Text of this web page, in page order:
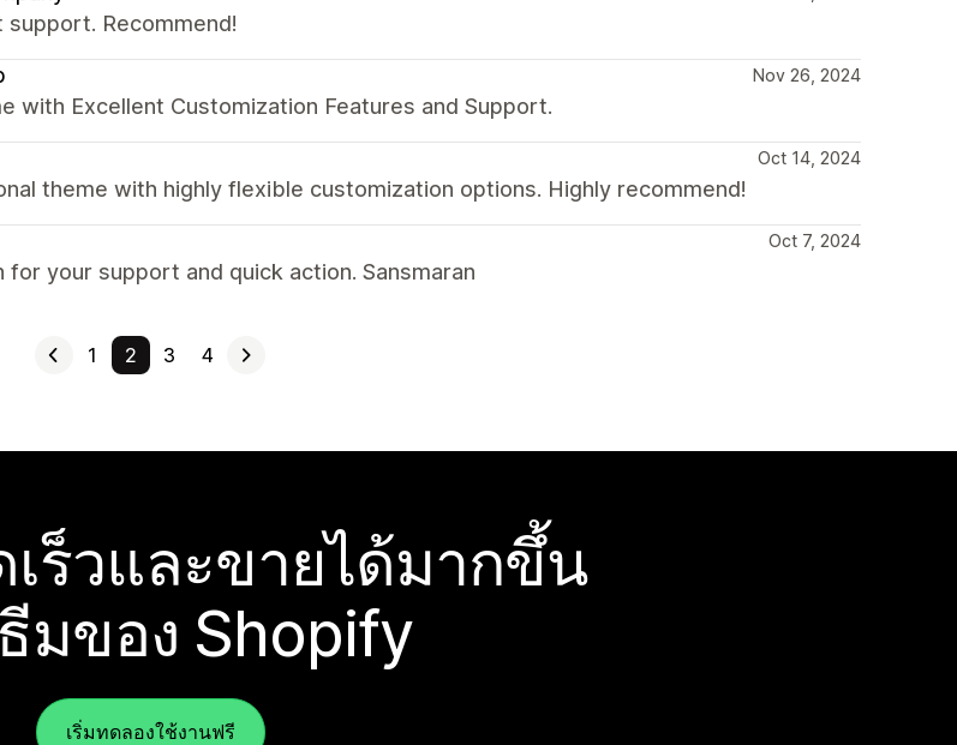
Recommend!
Nov 26, 2024
with Excellent Customization Features and Support.
Oct 14, 2024
theme with highly flexible customization options. Highly recommend!
Oct 7, 2024
for your support and quick action. Sansmaran
1 2 3 4
เร็วและขายได้มากขึ้น
มของ Shopify
เริ่มทดลองใช้งานฟรี